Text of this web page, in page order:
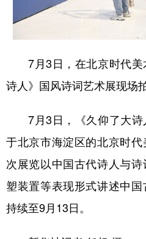
学术中国 乡村振兴
彩票 娱乐
公益 一带一路
文化产业
地方频道
北京 天津
7月3日，在北京时代美
诗人》国风诗词艺术展现场拍
7月3日，《久仰了大诗
于北京市海淀区的北京时
次展览以中国古代诗人与
塑装置等表现形式讲述中
持续至9月13日。